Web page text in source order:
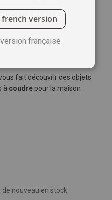
fait découvrir des objets
à coudre pour la maison
de nouveau en stock
version
française